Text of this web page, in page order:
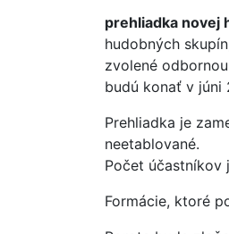
prehliadka novej
hudobných
zvolené
budú konať v júni
Prehliadka je
neetablované.
Počet účastníkov
Formácie, ktoré